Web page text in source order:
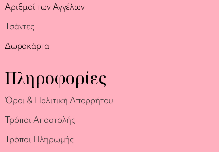
Αριθμοί των Αγγέλων
Τσάντες
Δωροκάρτα
Πληροφορίες
Όροι & Πολιτική Απορρήτου
Τρόποι Αποστολής
Τρόποι Πληρωμής